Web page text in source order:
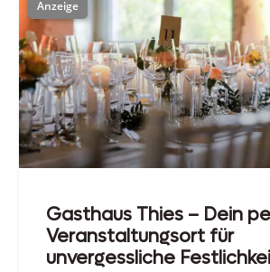
Gasthaus Thies – Dein
Veranstaltungsort für
unvergessliche